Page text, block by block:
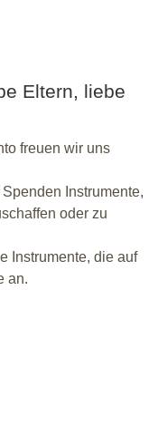
Eltern, liebe
freuen wir uns
Instrumente,
oder zu
Instrumente, die auf
an.